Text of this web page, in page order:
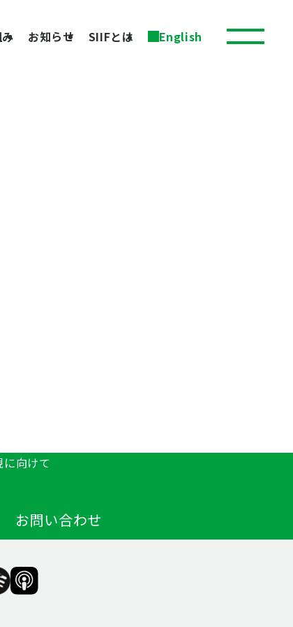
お知らせ SIIFとは English
向けて
お問い合わせ
一
SIIF（一
般財